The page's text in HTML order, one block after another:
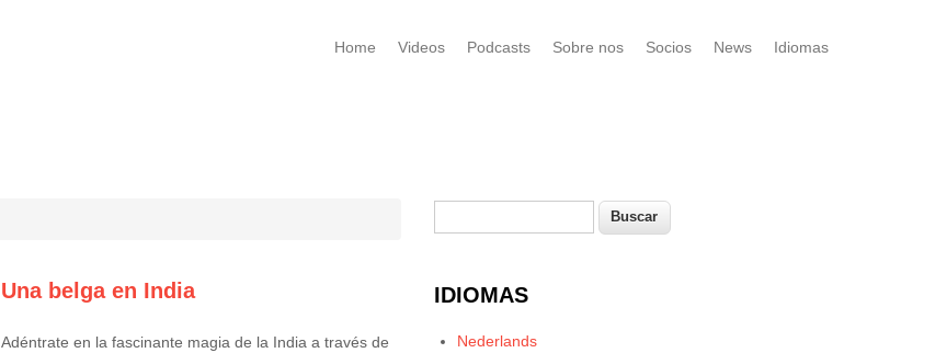
Home Videos Podcasts Sobre nos Socios News Idiomas
Una belga en India
Adéntrate en la fascinante magia de la India a través de
Formulario de búsqueda
IDIOMAS
Nederlands